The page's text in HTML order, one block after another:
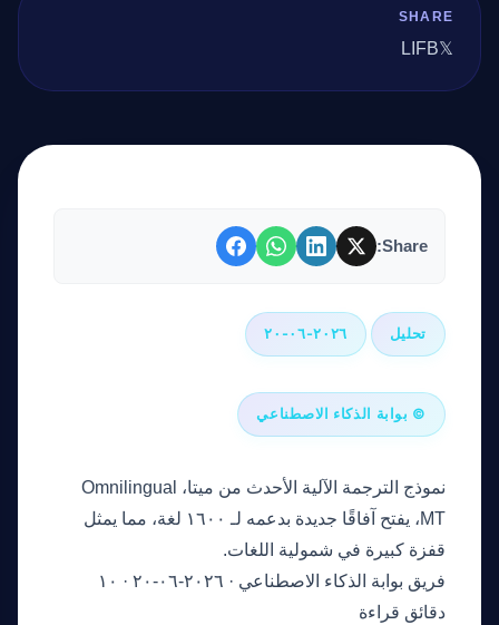
SHARE
𝕏
FB
LI
Share:
تحليل ٢٠٢٦-٠٦-٢٠
© بوابة الذكاء الاصطناعي
نموذج الترجمة الآلية الأحدث من ميتا، Omnilingual
MT، يفتح آفاقًا جديدة بدعمه لـ ١٦٠٠ لغة، مما يمثل
قفزة كبيرة في شمولية اللغات.
فريق بوابة الذكاء الاصطناعي · ٢٠٢٦-٠٦-٢٠ · ١٠
دقائق قراءة